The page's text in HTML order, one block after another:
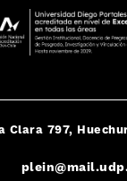
Clara 797,